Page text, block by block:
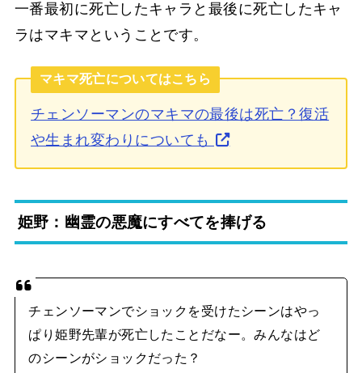
一番最初に死亡したキャラと最後に死亡したキャ
ラはマキマということです。
マキマ死亡についてはこちら
チェンソーマンのマキマの最後は死亡？復活
や生まれ変わりについても
姫野：幽霊の悪魔にすべてを捧げる
チェンソーマンでショックを受けたシーンはやっ
ぱり姫野先輩が死亡したことだなー。みんなはど
のシーンがショックだった？